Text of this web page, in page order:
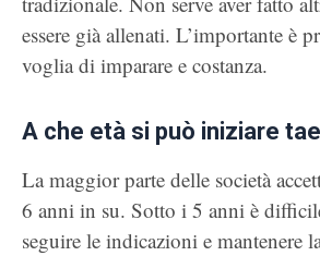
essere già allenati. L’importante è
voglia di imparare e costanza.
A che età si può iniziare
La maggior parte delle società
6 anni in su. Sotto i 5 anni è
seguire le indicazioni e mantenere